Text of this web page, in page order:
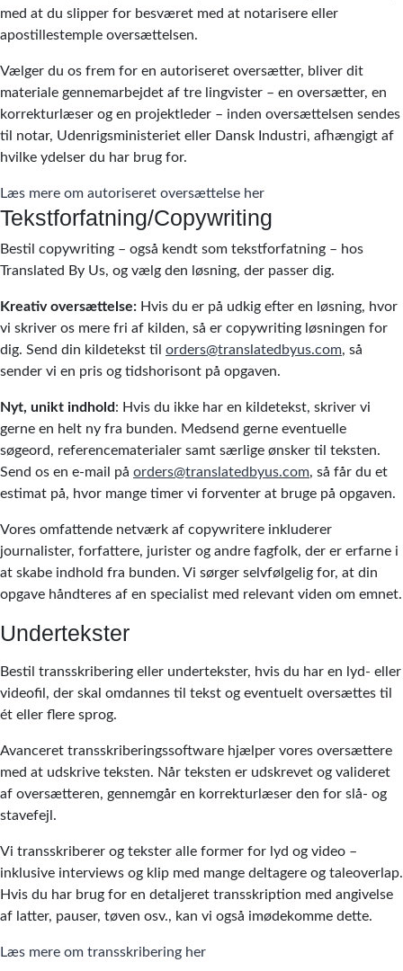
med at du slipper for besværet med at notarisere eller
apostillestemple oversættelsen.
Vælger du os frem for en autoriseret oversætter, bliver dit
materiale gennemarbejdet af tre lingvister – en oversætter, en
korrekturlæser og en projektleder – inden oversættelsen sendes
til notar, Udenrigsministeriet eller Dansk Industri, afhængigt af
hvilke ydelser du har brug for.
Læs mere om autoriseret oversættelse her
Tekstforfatning/Copywriting
Bestil copywriting – også kendt som tekstforfatning – hos
Translated By Us, og vælg den løsning, der passer dig.
Kreativ oversættelse: Hvis du er på udkig efter en løsning, hvor
vi skriver os mere fri af kilden, så er copywriting løsningen for
dig. Send din kildetekst til orders@translatedbyus.com, så
sender vi en pris og tidshorisont på opgaven.
Nyt, unikt indhold: Hvis du ikke har en kildetekst, skriver vi
gerne en helt ny fra bunden. Medsend gerne eventuelle
søgeord, referencematerialer samt særlige ønsker til teksten.
Send os en e-mail på orders@translatedbyus.com, så får du et
estimat på, hvor mange timer vi forventer at bruge på opgaven.
Vores omfattende netværk af copywritere inkluderer
journalister, forfattere, jurister og andre fagfolk, der er erfarne i
at skabe indhold fra bunden. Vi sørger selvfølgelig for, at din
opgave håndteres af en specialist med relevant viden om emnet.
Undertekster
Bestil transskribering eller undertekster, hvis du har en lyd- eller
videofil, der skal omdannes til tekst og eventuelt oversættes til
ét eller flere sprog.
Avanceret transskriberingssoftware hjælper vores oversættere
med at udskrive teksten. Når teksten er udskrevet og valideret
af oversætteren, gennemgår en korrekturlæser den for slå- og
stavefejl.
Vi transskriberer og tekster alle former for lyd og video –
inklusive interviews og klip med mange deltagere og taleoverlap.
Hvis du har brug for en detaljeret transskription med angivelse
af latter, pauser, tøven osv., kan vi også imødekomme dette.
Læs mere om transskribering her